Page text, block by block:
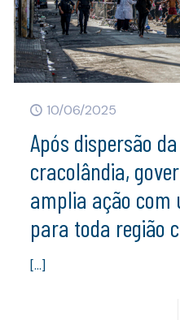
10/06/2025
Após dispersão da
cracolândia,
amplia ação com
para toda região
[…]